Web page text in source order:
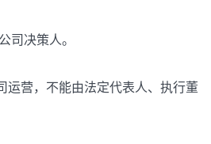
决策人。
营，不能由法定代表人、执行董